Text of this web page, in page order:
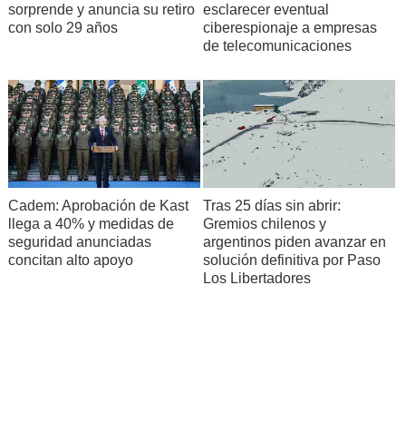
sorprende y anuncia su retiro
con solo 29 años
esclarecer eventual
ciberespionaje a empresas
de telecomunicaciones
Cadem: Aprobación de Kast
llega a 40% y medidas de
seguridad anunciadas
concitan alto apoyo
Tras 25 días sin abrir:
Gremios chilenos y
argentinos piden avanzar en
solución definitiva por Paso
Los Libertadores